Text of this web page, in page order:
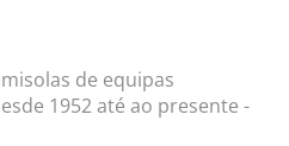
de equipas
1952 até ao presente -